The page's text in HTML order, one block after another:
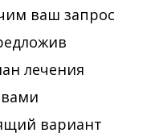
ваш запрос
лечения
вариант